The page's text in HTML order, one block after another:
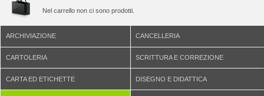
Nel carrello non ci sono prodotti.
ARCHIVIAZIONE CANCELLERIA
CARTOLERIA SCRITTURA E CORREZIONE
CARTA ED ETICHETTE DISEGNO E DIDATTICA